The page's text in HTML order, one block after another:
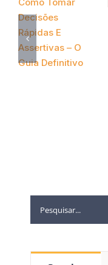
Como Tomar
Decisões
Rápidas E
Assertivas – O
Guia Definitivo